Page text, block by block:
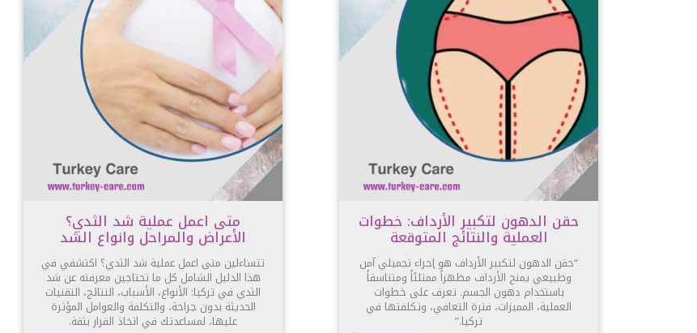
حقن الدهون لتكبير الأرداف: خطوات
العملية والنتائج المتوقعة
“حقن الدهون لتكبير الأرداف هو إجراء تجميلي آمن
وطبيعي يمنح الأرداف مظهراً ممتلئاً ومتناسقاً
باستخدام دهون الجسم. تعرف على خطوات
العملية، المميزات، فترة التعافي، وتكلفتها في
تركيا.”
متى اعمل عملية شد الثدي؟
الأعراض والمراحل وانواع الشد
تتساءلين متى اعمل عملية شد الثدي؟ اكتشفي في
هذا الدليل الشامل كل ما تحتاجين معرفته عن شد
الثدي في تركيا: الأنواع، الأسباب، النتائج، التقنيات
الحديثة بدون جراحة، والتكلفة والعوامل المؤثرة
عليها، لمساعدتك في اتخاذ القرار بثقة.